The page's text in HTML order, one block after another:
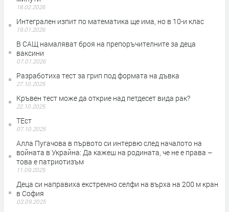
18.02.2026
Интегрален изпит по математика ще има, но в 10-и клас
19.01.2026
В САЩ намаляват броя на препоръчителните за деца
ваксини
07.01.2026
Разработиха тест за грип под формата на дъвка
27.10.2025
Кръвен тест може да открие над петдесет вида рак?
22.10.2025
ТЕст
07.10.2025
Алла Пугачова в първото си интервю след началото на
войната в Украйна: Да кажеш на родината, че не е права –
това е патриотизъм
11.09.2025
Деца си направиха екстремно селфи на върха на 200 м кран
в София
03.09.2025